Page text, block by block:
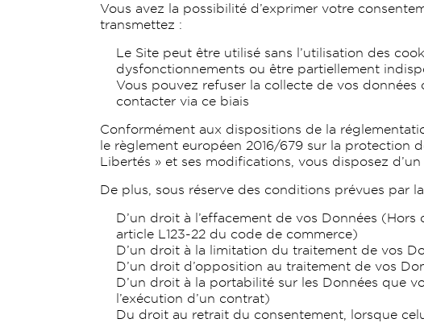
Vous avez la possibilité d’exprimer votre
transmettez :
Le Site peut être utilisé sans l’utilisation des
dysfonctionnements ou être partiellement
Vous pouvez refuser la collecte de vos
contacter via ce biais
Conformément aux dispositions de la
le règlement européen 2016/679 sur la protection
Libertés » et ses modifications, vous disposez
De plus, sous réserve des conditions prévues par
D’un droit à l’effacement de vos Données
article L123-22 du code de commerce)
D’un droit à la limitation du traitement de vos
D’un droit d’opposition au traitement de vos
D’un droit à la portabilité sur les Données que
l’exécution d’un contrat)
Du droit au retrait du consentement, lorsque